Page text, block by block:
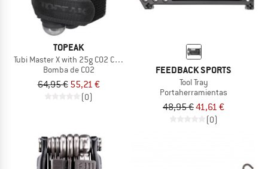
TOPEAK
Tubi Master X with 25g CO2 Cartridge
Bomba de CO2
64,95 € 55,21 €
(0)
FEEDBACK SPORTS
Tool Tray
Portaherramientas
48,95 €41,61 €
(0)